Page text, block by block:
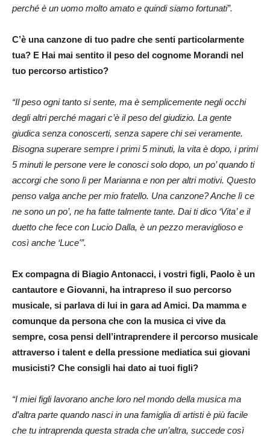
perché è un uomo molto amato e quindi siamo fortunati”.
C’è una canzone di tuo padre che senti particolarmente
tua? E Hai mai sentito il peso del cognome Morandi nel
tuo percorso artistico?
“Il peso ogni tanto si sente, ma è semplicemente negli occhi
degli altri perché magari c’è il peso del giudizio. La gente
giudica senza conoscerti, senza sapere chi sei veramente.
Bisogna superare sempre i primi 5 minuti, la vita è dopo, i primi
5 minuti le persone vere le conosci solo dopo, un po’ quando ti
accorgi che sono lì per Marianna e non per altri motivi. Questo
penso valga anche per mio fratello. Una canzone? Anche lì ce
ne sono un po’, ne ha fatte talmente tante. Dai ti dico ‘Vita’ e il
duetto che fece con Lucio Dalla, è un pezzo meraviglioso e
così anche ‘Luce'”.
Ex compagna di Biagio Antonacci, i vostri figli, Paolo è un
cantautore e Giovanni, ha intrapreso il suo percorso
musicale, si parlava di lui in gara ad Amici. Da mamma e
comunque da persona che con la musica ci vive da
sempre, cosa pensi dell’intraprendere il percorso musicale
attraverso i talent e della pressione mediatica sui giovani
musicisti? Che consigli hai dato ai tuoi figli?
“I miei figli lavorano anche loro nel mondo della musica ma
d’altra parte quando nasci in una famiglia di artisti è più facile
che tu intraprenda questa strada che un’altra, succede così